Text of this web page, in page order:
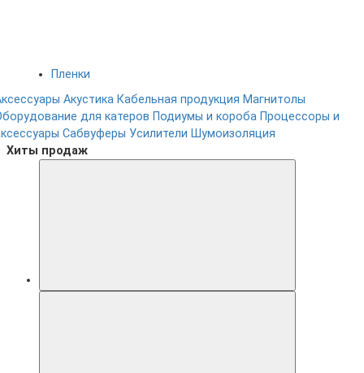
Пленки
Акустика Кабельная продукция Магнитолы
для катеров Подиумы и короба Процессоры и
Сабвуферы Усилители Шумоизоляция
Хиты продаж